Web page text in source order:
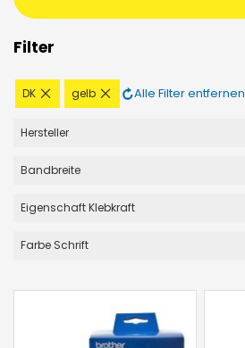
Filter
DK
Diesen
Artikel
gelb
Diesen
Artikel
Alle Filter entfernen
Hersteller
Bandbreite
Eigenschaft Klebkraft
Farbe Schrift